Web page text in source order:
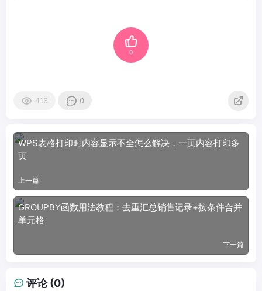
0
416 0
WPS表格打印时内容显示不全怎么解决，一页内容打印多
页
上一篇
GROUPBY函数用法教程：去重汇总销售记录+按条件合并
单元格
下一篇
评论 (0)